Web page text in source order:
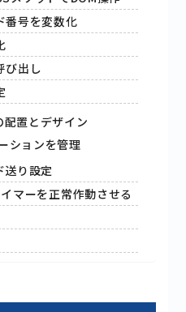
番号を変数化
び出し
置とデザイン
ションを管理
送り設定
マーを正常作動させる